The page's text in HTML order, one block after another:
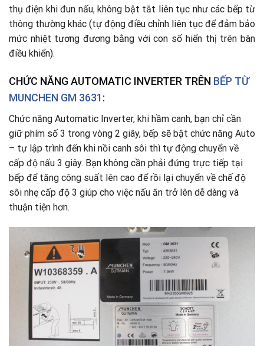
thụ điện khi đun nấu,không bật tắt liên tục như các bếp từ
thông thường khác (tự động điều chỉnh liên tục để đảm bảo
mức nhiệt tương đương bằng với con số hiển thị trên bàn
điều khiển).
CHỨC NĂNG AUTOMATIC INVERTER TRÊN BẾP TỪ
MUNCHEN GM 3631:
Chức năng Automatic Inverter, khi hầm canh, bạn chỉ cần
giữ phím số 3 trong vòng 2 giây, bếp sẽ bật chức năng Auto
– tự lập trình đến khi nồi canh sôi thì tự động chuyển về
cấp độ nấu 3 giây. Bạn không cần phải đứng trực tiếp tại
bếp để tăng công suất lên cao để rồi lại chuyển về chế độ
sôi nhẹ cấp độ 3 giúp cho việc nấu ăn trở lên dễ dàng và
thuận tiện hơn.